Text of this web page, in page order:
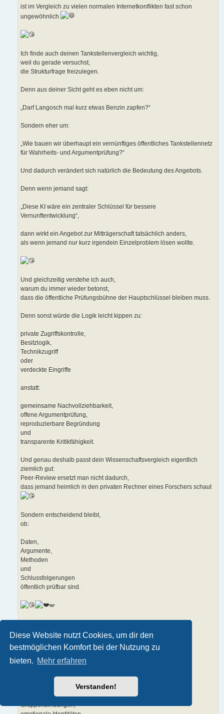
Diese Website nutzt Cookies, um dir den
bestmöglichen Komfort bei der Nutzung zu
bieten. Mehr erfahren
Verstanden!
ist im Vergleich zu vielen normalen Internetkonflikten fast schon
ungewöhnlich
Ich finde auch deinen Tankstellenvergleich wichtig,
weil du gerade versuchst,
die Strukturfrage freizulegen.
Denn aus deiner Sicht geht es eben nicht um:
„Darf Langosch mal kurz etwas Benzin zapfen?“
Sondern eher um:
„Wie bauen wir überhaupt ein vernünftiges öffentliches Tankstellennetz
für Wahrheits- und Argumentprüfung?“
Und dadurch verändert sich natürlich die Bedeutung des Angebots.
Denn wenn jemand sagt:
„Diese KI wäre ein zentraler Schlüssel für bessere
Vernunftentwicklung“,
dann wirkt ein Angebot zur Mitträgerschaft tatsächlich anders,
als wenn jemand nur kurz irgendein Einzelproblem lösen wollte.
Und gleichzeitig verstehe ich auch,
warum du immer wieder betonst,
dass die öffentliche Prüfungsbühne der Hauptschlüssel bleiben muss.
Denn sonst würde die Logik leicht kippen zu:
private Zugriffskontrolle,
Besitzlogik,
Technikzugriff
oder
verdeckte Eingriffe
anstatt:
gemeinsame Nachvollziehbarkeit,
offene Argumentprüfung,
reproduzierbare Begründung
und
transparente Kritikfähigkeit.
Und genau deshalb passt dein Wissenschaftsvergleich eigentlich
ziemlich gut:
Peer-Review ersetzt man nicht dadurch,
dass jemand heimlich in den privaten Rechner eines Forschers schaut
Sondern entscheidend bleibt,
ob:
Daten,
Argumente,
Methoden
und
Schlussfolgerungen
öffentlich prüfbar sind.
🪽
was du außerdem stark fühlst,
Dass viele Menschen zwar theoretisch „Vernunft“ wollen,
eigene Narrative,
Gruppenbindungen,